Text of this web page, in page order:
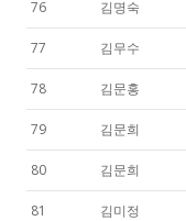
76 김명숙
77 김무수
78 김문홍
79 김문희
80 김문희
81 김미정